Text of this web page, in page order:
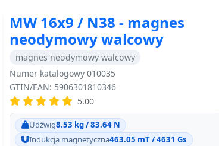
MW 16x9 / N38 - magnes
neodymowy walcowy
magnes neodymowy walcowy
Numer katalogowy 010035
GTIN/EAN: 5906301810346
5.00
Udźwig8.53 kg / 83.64 N
Indukcja magnetyczna463.05 mT / 4631 Gs